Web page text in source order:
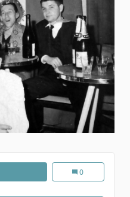
ROBERTO VILLA CON AMICI AL
Roberto Villa
0